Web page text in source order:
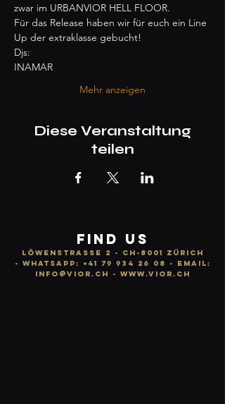
zwar im URBANVIOR HELL FLOOR.
Für das Release haben wir für euch ein Line
Up der extraklasse gebucht!
Djs:
INAMAR
Mehr anzeigen
Diese Veranstaltung
teilen
FIND US
LÖWENSTRASSE 2 - CH-8001 ZÜRICH
- WhatsApp: +41 79 934 26 08
- email:
info @vior.ch - www.vior.ch